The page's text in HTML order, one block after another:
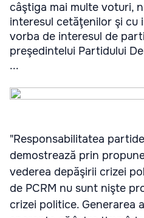
câştiga mai multe voturi,
interesul cetăţenilor şi cu
vorba de interesul de
preşedintelui Partidului
...
"Responsabilitatea
demostrează prin
vederea depăşirii crizei
de PCRM nu sunt nişte
crizei politice. Generarea